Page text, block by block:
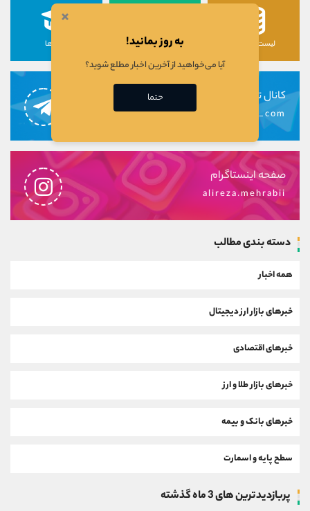
لیست رمزارزها لیست سهام ها دوره ها
کانال تلگرام
alirezamehrabi_com
صفحه اینستاگرام
alireza.mehrabii
دسته بندی مطالب
همه اخبار
خبرهای بازار ارز دیجیتال
خبرهای اقتصادی
خبرهای بازار طلا و ارز
خبرهای بانک و بیمه
سطح پایه و اسمارت
پربازدیدترین های 3 ماه گذشته
×
به روز بمانید!
آیا می‌خواهید از آخرین اخبار مطلع شوید؟
حتما